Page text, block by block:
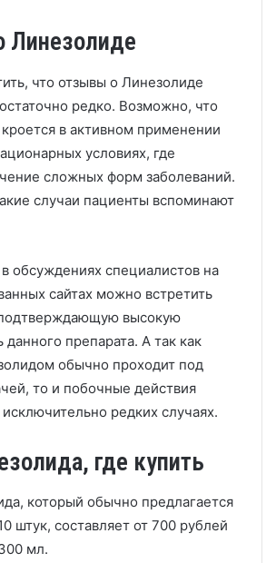
что отзывы о Линезолиде
редко. Возможно, что
в активном применении
условиях, где
сложных форм заболеваний.
случаи пациенты вспоминают
обсуждениях специалистов на
сайтах можно встретить
высокую
данного препарата. А так как
обычно проходит под
то и побочные действия
редких случаях.
где купить
который обычно предлагается
штук, составляет от 700 рублей
мл.